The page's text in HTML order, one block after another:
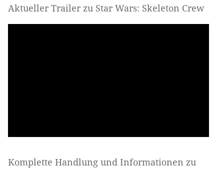
Aktueller Trailer zu Star Wars: Skeleton Crew
Komplette Handlung und Informationen zu